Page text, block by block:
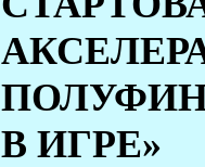
В ИГРЕ»